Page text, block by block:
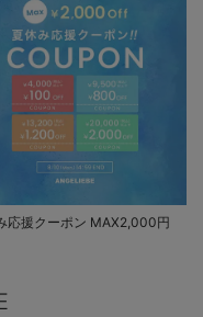
応援クーポン MAX2,000円